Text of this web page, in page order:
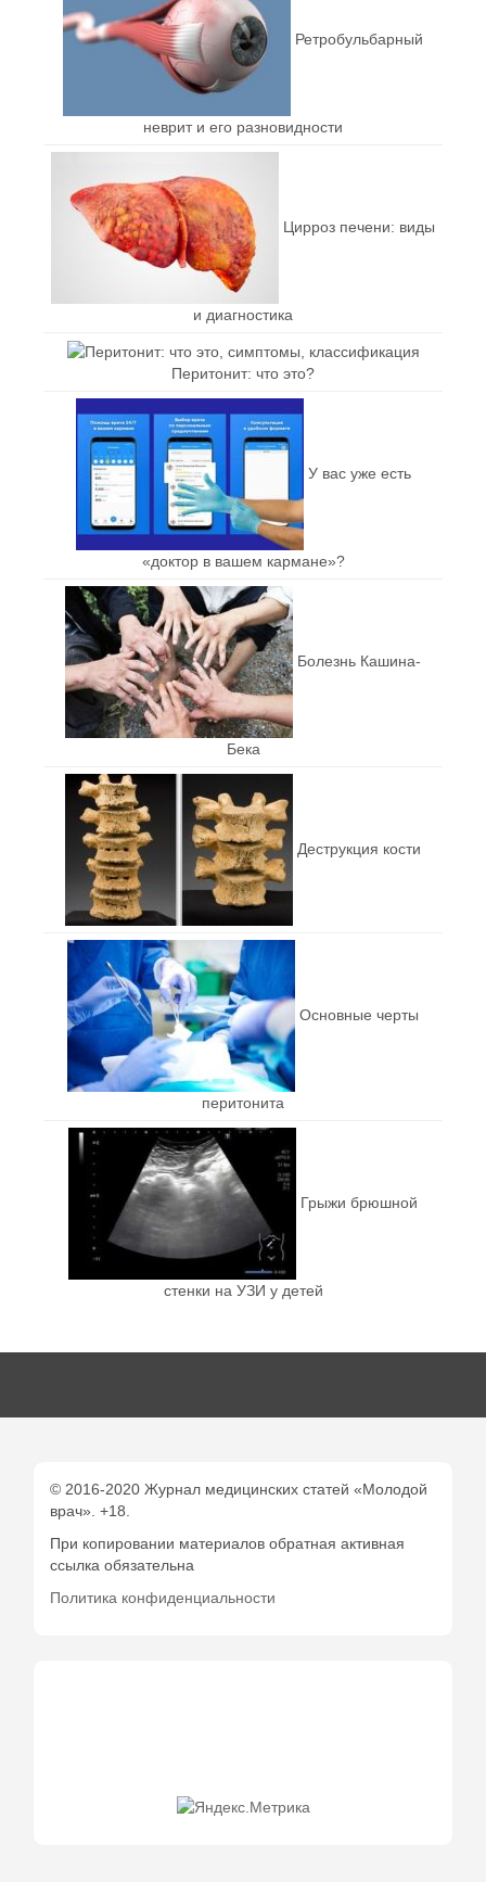
Ретробульбарный
неврит и его разновидности
Цирроз печени: виды
и диагностика
Перитонит: что это?
У вас уже есть
«доктор в вашем кармане»?
Болезнь Кашина-
Бека
Деструкция кости
Основные черты
перитонита
Грыжи брюшной
стенки на УЗИ у детей
© 2016-2020 Журнал медицинских статей «Молодой
врач». +18.
При копировании материалов обратная активная
ссылка обязательна
Политика конфиденциальности